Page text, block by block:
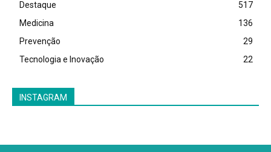
Destaque
517
Medicina
136
Prevenção
29
Tecnologia e Inovação
22
INSTAGRAM